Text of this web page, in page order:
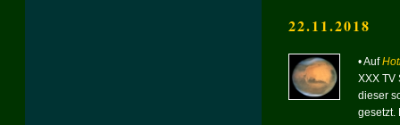
22.11.2018
• Auf
XXX TV
dieser
gesetzt.